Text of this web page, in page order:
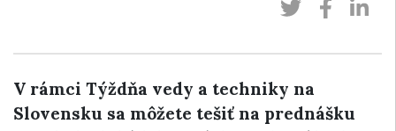
V rámci Týždňa vedy a techniky na
Slovensku sa môžete tešiť na prednášku